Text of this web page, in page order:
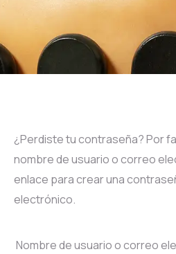
¿Perdiste tu contraseña? Por
nombre de usuario o correo
enlace para crear una
electrónico.
Nombre de usuario o correo